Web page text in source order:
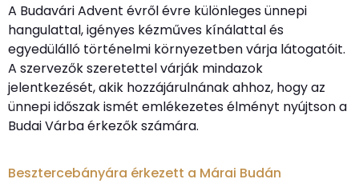
A Budavári Advent évről évre különleges ünnepi
hangulattal, igényes kézműves kínálattal és
egyedülálló történelmi környezetben várja látogatóit.
A szervezők szeretettel várják mindazok
jelentkezését, akik hozzájárulnának ahhoz, hogy az
ünnepi időszak ismét emlékezetes élményt nyújtson a
Budai Várba érkezők számára.
Besztercebányára érkezett a Márai Budán